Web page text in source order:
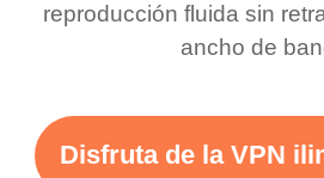
reproducción fluida sin
ancho de
Disfruta de la VPN